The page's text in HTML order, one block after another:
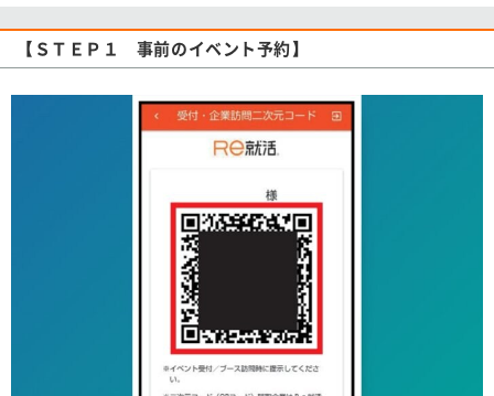
【ＳＴＥＰ１ 事前のイベント予約】